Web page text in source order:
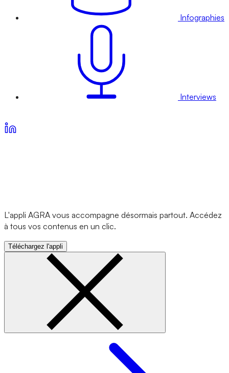
Infographies
Interviews
L'appli AGRA vous accompagne désormais partout. Accédez
à tous vos contenus en un clic.
Téléchargez l'appli